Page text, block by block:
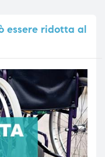
essere ridotta al